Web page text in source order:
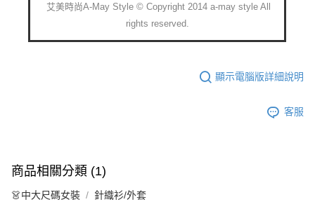
艾美時尚A-May Style © Copyright 2014 a-may style All
rights reserved.
顯示電腦版詳細說明
客服
商品相關分類 (1)
👗中大尺碼女裝 針織衫/外套